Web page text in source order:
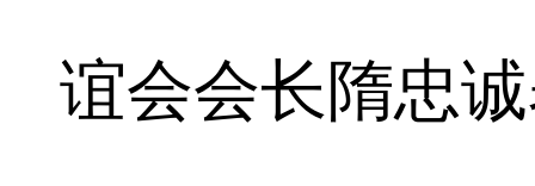
谊会会长隋忠